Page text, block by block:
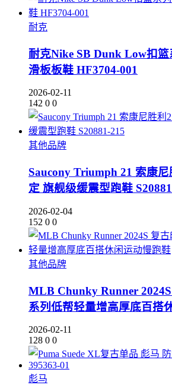
耐克
耐克Nike SB Dunk Low扣
滑板板鞋 HF3704-001
2026-02-11
142 0 0
其他品牌
Saucony Triumph 21 索康
定 旗舰级缓震型跑鞋
2026-02-04
152 0 0
其他品牌
MLB Chunky Runner
系列低帮轻量增高厚底百搭
2026-02-11
128 0 0
彪马